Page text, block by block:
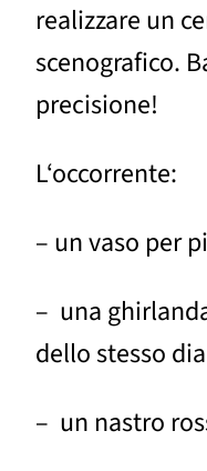
realizzare un
scenografico.
precisione!
L‘occorrente:
– un vaso per
– una
dello stesso
– un nastro